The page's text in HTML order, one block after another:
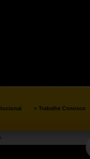
» Trabalhe Conosco